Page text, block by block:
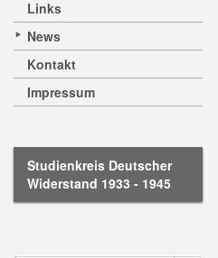
Links
News
Kontakt
Impressum
Studienkreis Deutscher
Widerstand 1933 - 1945